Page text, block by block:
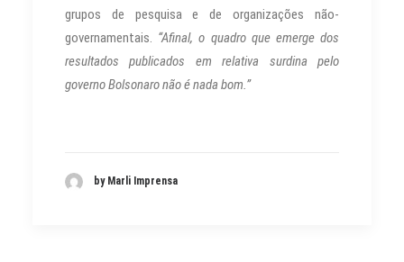
grupos de pesquisa e de organizações não-
governamentais. “Afinal, o quadro que emerge dos
resultados publicados em relativa surdina pelo
governo Bolsonaro não é nada bom.”
by Marli Imprensa